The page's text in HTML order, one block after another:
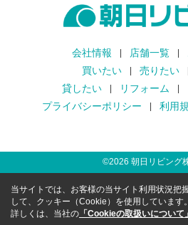
会社情報 店舗一覧
買いたい
売りたい
貸したい
リフォーム
プライバシーポリシー
利用
©2026 朝日リビング
当サイトでは、お客様の当サイト利用状況把
して、クッキー（Cookie）を使用しています。
詳しくは、当社の 「Cookieの取扱いについて」